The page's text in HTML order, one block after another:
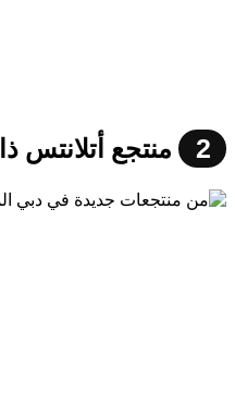
2 منتجع أتلانتس